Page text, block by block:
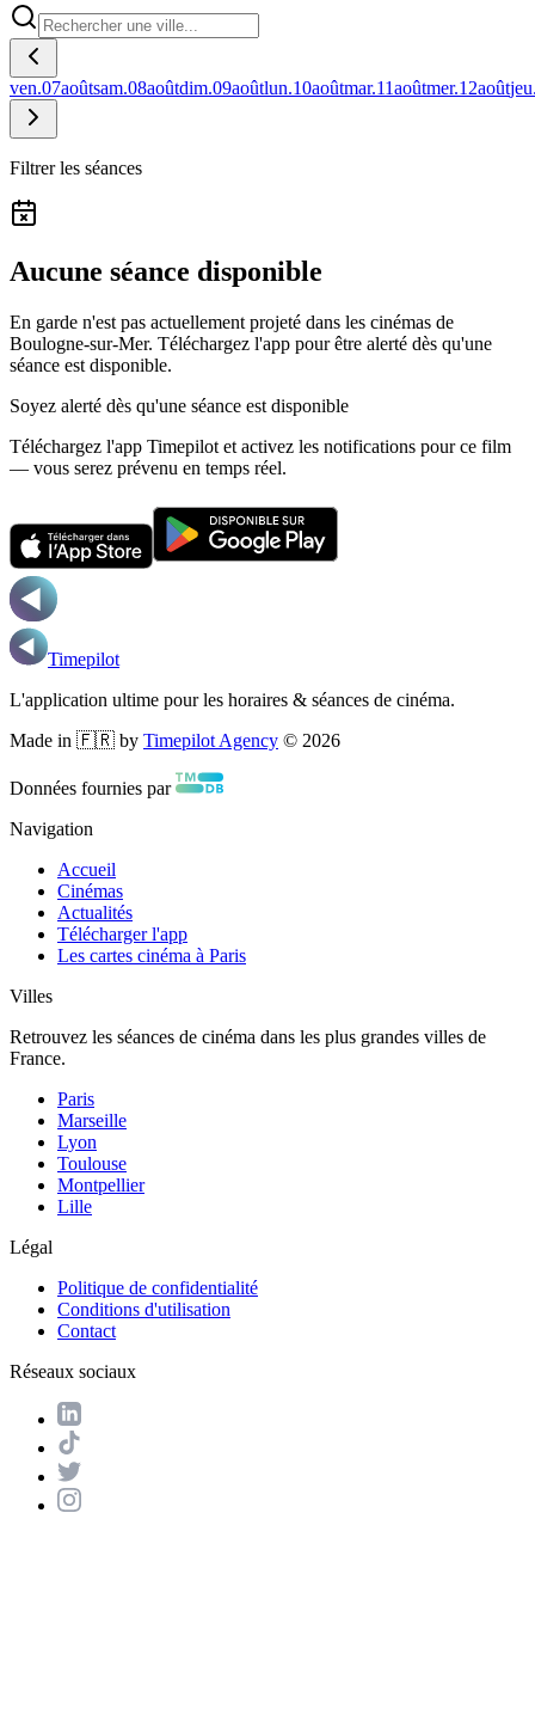
ven.07aoûtsam.08aoûtdim.09aoûtlun.10aoûtmar.11aoûtmer.12août
Filtrer les séances
Aucune séance disponible
En garde n'est pas actuellement projeté dans les cinémas de
Boulogne-sur-Mer. Téléchargez l'app pour être alerté dès qu'une
séance est disponible.
Soyez alerté dès qu'une séance est disponible
Téléchargez l'app Timepilot et activez les notifications pour ce film
— vous serez prévenu en temps réel.
Timepilot
L'application ultime pour les horaires & séances de cinéma.
Made in 🇫🇷 by Timepilot Agency © 2026
Données fournies par
Navigation
Accueil
Cinémas
Actualités
Télécharger l'app
Les cartes cinéma à Paris
Villes
Retrouvez les séances de cinéma dans les plus grandes villes de
France.
Paris
Marseille
Lyon
Toulouse
Montpellier
Lille
Légal
Politique de confidentialité
Conditions d'utilisation
Contact
Réseaux sociaux